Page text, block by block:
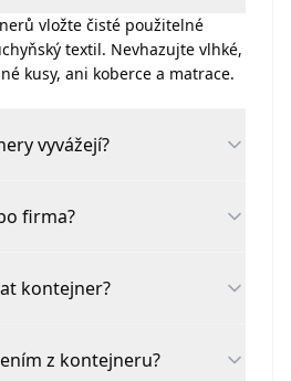
vložte čisté použitelné
textil. Nevhazujte vlhké,
kusy, ani koberce a matrace.
vyvážejí?
firma?
kontejner?
z kontejneru?